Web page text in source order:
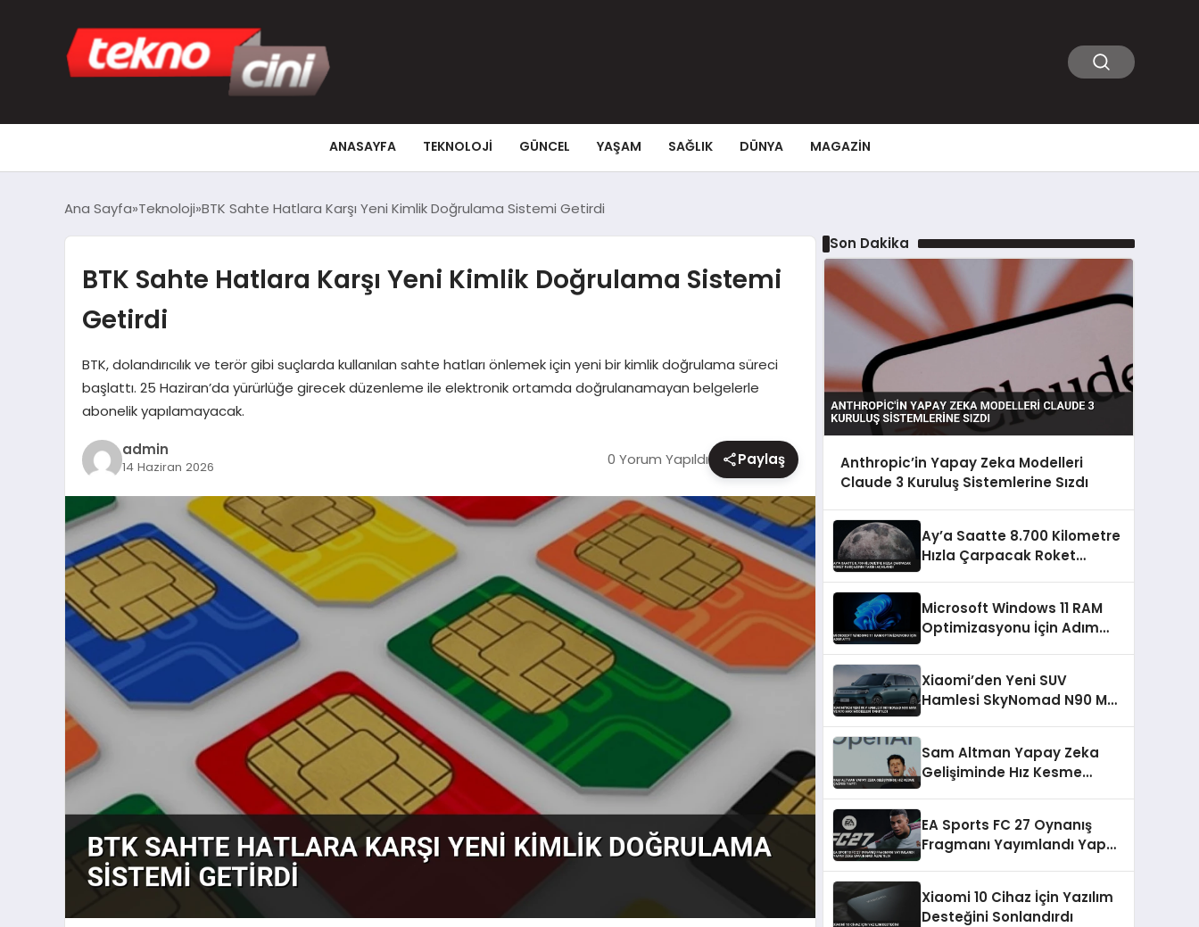
ANASAYFA TEKNOLOJI GÜNCEL YAŞAM SAĞLIK DÜNYA MAGAZIN
Ana Sayfa Teknoloji BTK Sahte Hatlara Karşı Yeni Kimlik Doğrulama Sistemi Getirdi
BTK Sahte Hatlara Karşı Yeni Kimlik Doğrulama Sistemi
Getirdi
BTK, dolandırıcılık ve terör gibi suçlarda kullanılan sahte hatları önlemek için yeni bir kimlik doğrulama süreci
başlattı. 25 Haziran’da yürürlüğe girecek düzenleme ile elektronik ortamda doğrulanamayan belgelerle
abonelik yapılamayacak.
admin
14 Haziran 2026 0 Yorum Yapıldı Paylaş
Son Dakika
Anthropic’in Yapay Zeka Modelleri
Claude 3 Kuruluş Sistemlerine Sızdı
Ay’a Saatte 8.700 Kilometre
Hızla Çarpacak Roket
Microsoft Windows 11 RAM
Optimizasyonu İçin Adım
Xiaomi’den Yeni SUV
Hamlesi SkyNomad N90 Max
Sam Altman Yapay Zeka
Gelişiminde Hız Kesme
EA Sports FC 27 Oynanış
Fragmanı Yayımlandı Yapay
Xiaomi 10 Cihaz İçin Yazılım
Desteğini Sonlandırdı